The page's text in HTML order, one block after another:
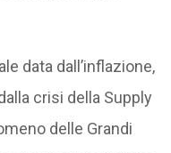
data dall’inflazione,
crisi della Supply
delle Grandi